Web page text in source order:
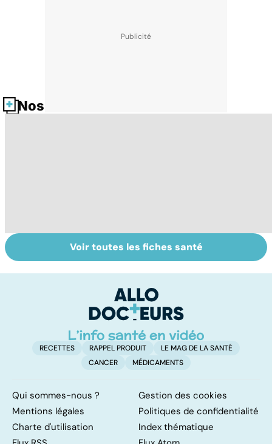
Nos fiches santé
Tout savoir sur
les infections
Inflammation des
amygdales : que
d'angine ?
Voir toutes les fiches santé
RECETTES RAPPEL PRODUIT
LE MAG DE LA SANTÉ
CANCER
MÉDICAMENTS
Qui sommes-nous ?
Gestion des cookies
Mentions légales
Politiques de confidentialité
Charte d'utilisation
Index thématique